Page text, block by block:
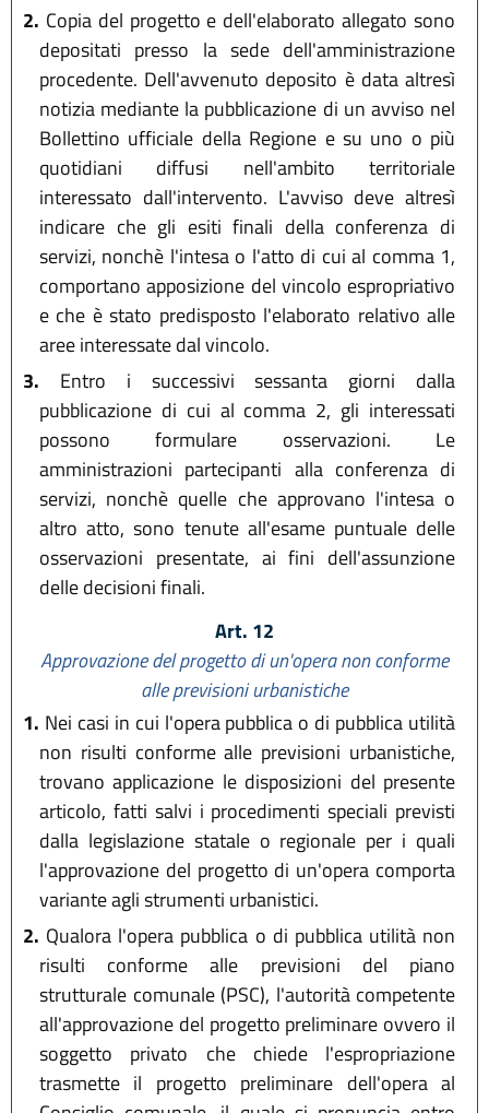
2. Copia del progetto e dell'elaborato allegato sono
depositati presso la sede dell'amministrazione
procedente. Dell'avvenuto deposito è data altresì
notizia mediante la pubblicazione di un avviso nel
Bollettino ufficiale della Regione e su uno o più
quotidiani diffusi nell'ambito territoriale
interessato dall'intervento. L'avviso deve altresì
indicare che gli esiti finali della conferenza di
servizi, nonchè l'intesa o l'atto di cui al comma 1,
comportano apposizione del vincolo espropriativo
e che è stato predisposto l'elaborato relativo alle
aree interessate dal vincolo.
3. Entro i successivi sessanta giorni dalla
pubblicazione di cui al comma 2, gli interessati
possono formulare osservazioni. Le
amministrazioni partecipanti alla conferenza di
servizi, nonchè quelle che approvano l'intesa o
altro atto, sono tenute all'esame puntuale delle
osservazioni presentate, ai fini dell'assunzione
delle decisioni finali.
Art. 12
Approvazione del progetto di un'opera non conforme
alle previsioni urbanistiche
1. Nei casi in cui l'opera pubblica o di pubblica utilità
non risulti conforme alle previsioni urbanistiche,
trovano applicazione le disposizioni del presente
articolo, fatti salvi i procedimenti speciali previsti
dalla legislazione statale o regionale per i quali
l'approvazione del progetto di un'opera comporta
variante agli strumenti urbanistici.
2. Qualora l'opera pubblica o di pubblica utilità non
risulti conforme alle previsioni del piano
strutturale comunale (PSC), l'autorità competente
all'approvazione del progetto preliminare ovvero il
soggetto privato che chiede l'espropriazione
trasmette il progetto preliminare dell'opera al